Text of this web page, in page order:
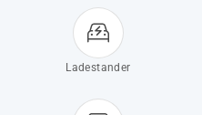
Ladestander